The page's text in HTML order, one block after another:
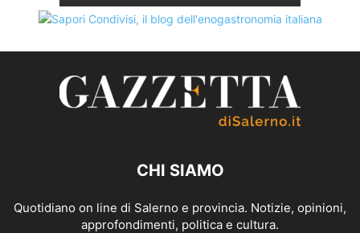
CHI SIAMO
Quotidiano on line di Salerno e provincia. Notizie, opinioni,
approfondimenti, politica e cultura.